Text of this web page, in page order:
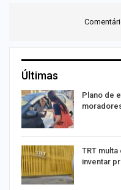
Últimas
Plano de
TRT
inventar